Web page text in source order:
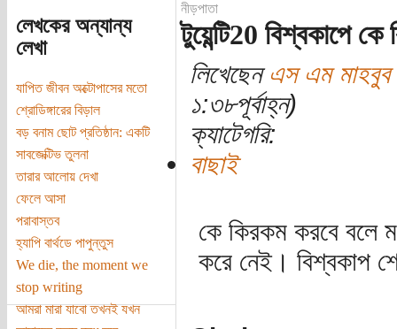
লেখকের অন্যান্য
লেখা
যাপিত জীবন অক্টোপাসের মতো
শ্রোডিঙ্গারের বিড়াল
বড় বনাম ছোট প্রতিষ্ঠান: একটি
সাবজেক্টিভ তুলনা
তারার আলোয় দেখা
ফেলে আসা
পরাবাস্তব
হ্যাপি বার্থডে পাপুন্তুস
We die, the moment we
stop writing
আমরা মারা যাবো তখনই যখন
নীড়পাতা
টুয়েন্টি20 বিশ্বকাপে
লিখেছেনএস এম মাহবুব
১:৩৮পূর্বাহ্ন)
ক্যাটেগরি:
বাছাই
কে কিরকম করবে বলে
করে নেই। বিশ্বকাপ